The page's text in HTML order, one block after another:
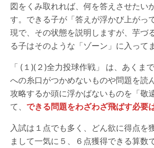
図をくみ取れれば、何を答えさせたい
す。できる子が「答えが浮かび上がっ
現で、その状態を説明しますが、芋づ
る子はそのような「ゾーン」に入ってま
「 (１)(２)全力投球作戦」 は、あくま
への糸口がつかめないものや問題を読
攻略するか頭に浮かばないものを「敬
て、 できる問題をわざわざ飛ばす必要
入試は１点でも多く、どん欲に得点を
まして一気に５、６点獲得できる算数で